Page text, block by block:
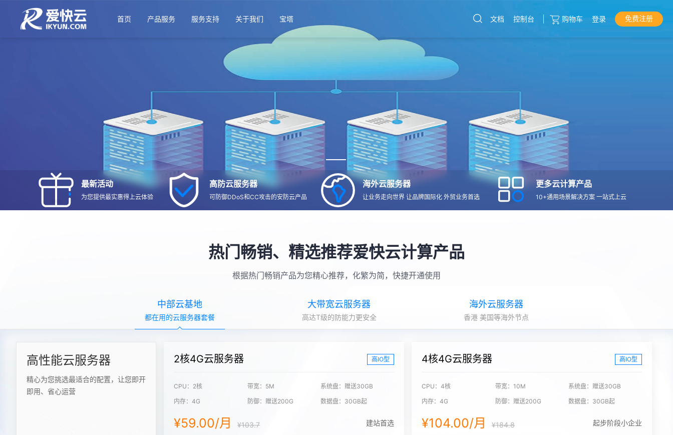
首页 产品服务 服务支持 关于我们 宝塔 文档 控制台 购物车 登录 免费注册
最新活动
为您提供最实惠得上云体验
高防云服务器
可防御DDoS和CC攻击的安防云产品
海外云服务器
让业务走向世界 让品牌国际化 外贸业务首选
更多云计算产品
10+通用场景解决方案 一站式上云
热门畅销、精选推荐爱快云计算产品
根据热门畅销产品为您精心推荐，化繁为简，快捷开通使用
中部云基地
都在用的云服务器套餐
大带宽云服务器
高达T级的防能力更安全
海外云服务器
香港 美国等海外节点
2核4G云服务器 高IO型
CPU：2核 带宽：5M
系统盘：赠送30GB
内存：4G
防御：赠送200G 数据盘：30GB起
¥59.00/月 ¥103.7 建站首选
4核4G云服务器 高IO型
CPU：4核 带宽：10M
系统盘：赠送30GB
内存：4G
防御：赠送200G 数据盘：30GB起
¥104.00/月 ¥184.8 起步阶段小企业
高性能云服务器
精心为您挑选最适合的配置，让您即开
即用、省心运营